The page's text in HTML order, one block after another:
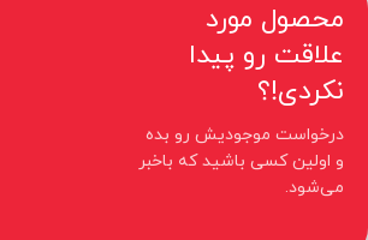
محصول مورد
علاقت رو پیدا
نکردی!؟
درخواست موجودیش رو بده
و اولین کسی باشید که باخبر
می‌شود.